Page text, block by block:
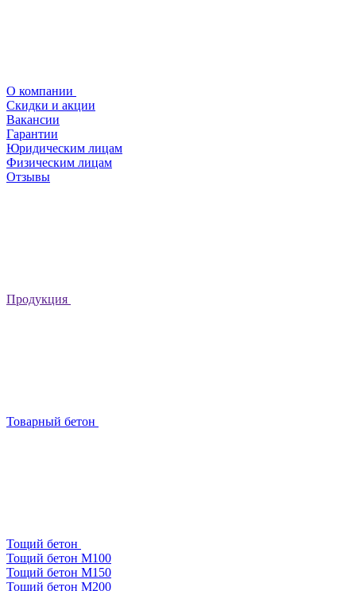
О компании
Скидки и акции
Вакансии
Гарантии
Юридическим лицам
Физическим лицам
Отзывы
Продукция
Товарный бетон
Тощий бетон
Тощий бетон М100
Тощий бетон М150
Тощий бетон М200